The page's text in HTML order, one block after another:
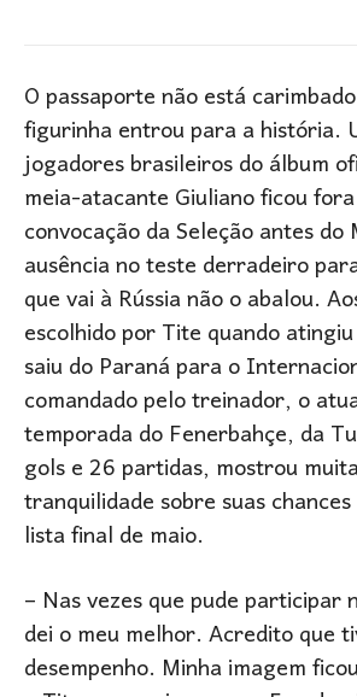
O passaporte não está
figurinha entrou para a história.
jogadores brasileiros do álbum
meia-atacante Giuliano ficou
convocação da Seleção antes
ausência no teste derradeiro
que vai à Rússia não o abalou.
escolhido por Tite quando
saiu do Paraná para o
comandado pelo treinador, o
temporada do Fenerbahçe, da
gols e 26 partidas, mostrou
tranquilidade sobre suas
lista final de maio.
– Nas vezes que pude participar
dei o meu melhor. Acredito que
desempenho. Minha imagem